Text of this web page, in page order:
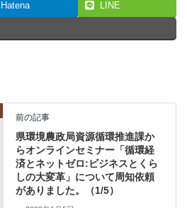
Hatena LINE
前の記事
県環境農政局資源循環推進課か
らオンラインセミナー「循環経
済とネットゼロ:ビジネスとくら
しの大変革」について周知依頼
がありました。（1/5）